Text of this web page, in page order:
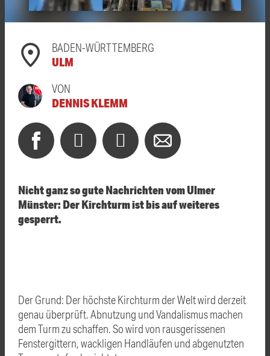
BADEN-WÜRTTEMBERG
ULM
VON
DENNIS KLEMM
Nicht ganz so gute Nachrichten vom Ulmer
Münster: Der Kirchturm ist bis auf weiteres
gesperrt.
Der Grund: Der höchste Kirchturm der Welt wird derzeit
genau überprüft. Abnutzung und Vandalismus machen
dem Turm zu schaffen. So wird von rausgerissenen
Fenstergittern, wackligen Handläufen und abgenutzten